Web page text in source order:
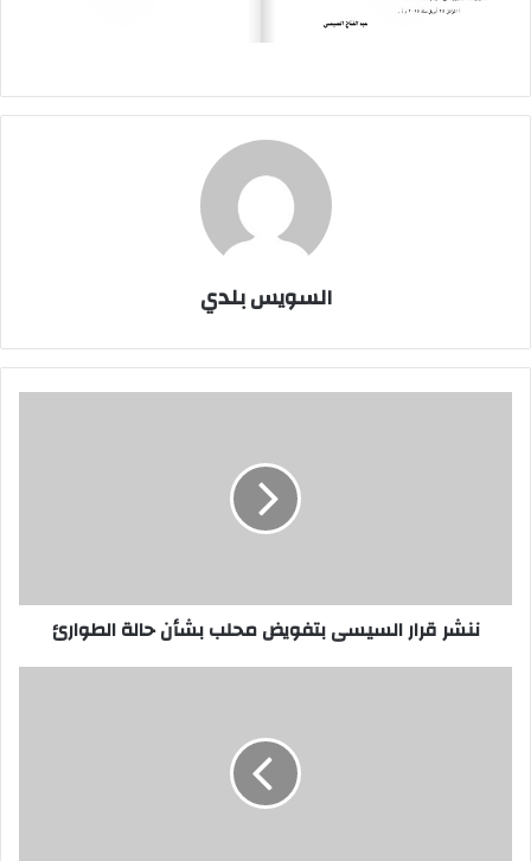
السويس بلدي
ننشر قرار السيسى بتفويض محلب بشأن حالة الطوارئ